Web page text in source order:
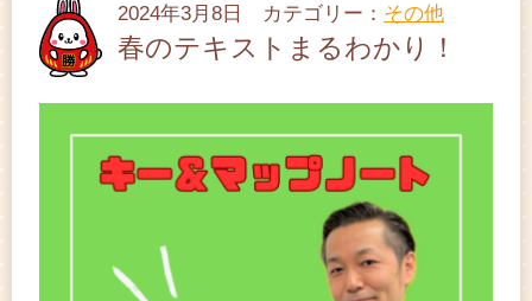
2024年3月8日 カテゴリー： その他
春のテキストまるわかり！